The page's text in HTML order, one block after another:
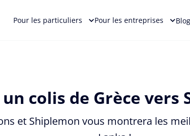
Pour les particuliers Pour les entreprises Blog
un colis de Grèce
et Shiplemon vous montrera les